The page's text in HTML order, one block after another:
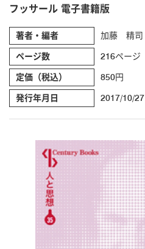
フッサール 電子書籍版
著者・編者 加藤 精司
ページ数 216ページ
定価（税込） 850円
発行年月日 2017/10/27